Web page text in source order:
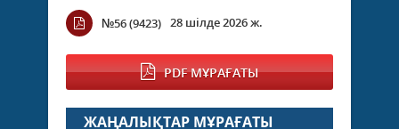
№56 (9423) 28 шілде 2026 ж.
PDF МҰРАҒАТЫ
ЖАҢАЛЫҚТАР МҰРАҒАТЫ